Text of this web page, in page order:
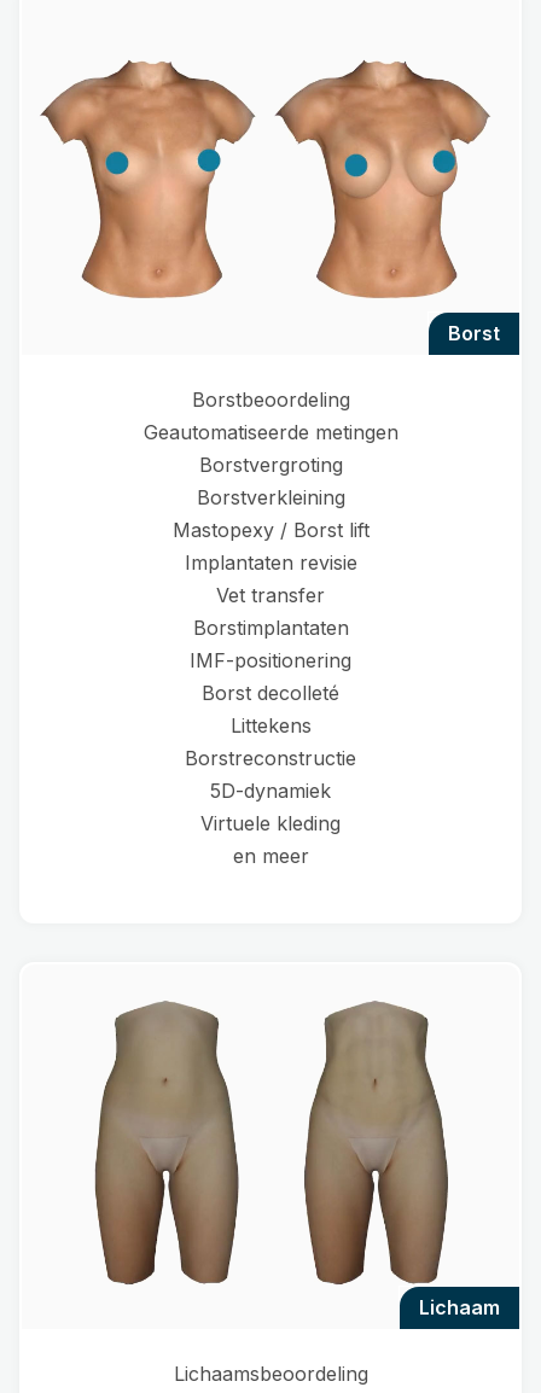
borst
Borstbeoordeling
Geautomatiseerde metingen
Borstvergroting
Borstverkleining
Mastopexy / Borst lift
Implantaten revisie
Vet transfer
Borstimplantaten
IMF-positionering
Borst decolleté
Littekens
Borstreconstructie
5D-dynamiek
Virtuele kleding
en meer
lichaam
Lichaamsbeoordeling